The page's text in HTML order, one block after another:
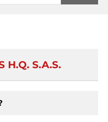
H.Q. S.A.S.